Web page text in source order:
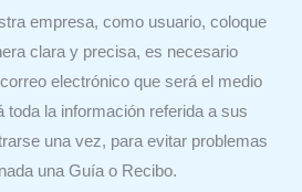
empresa, como usuario, coloque
clara y precisa, es necesario
electrónico que será el medio
toda la información referida a sus
una vez, para evitar problemas
una Guía o Recibo.